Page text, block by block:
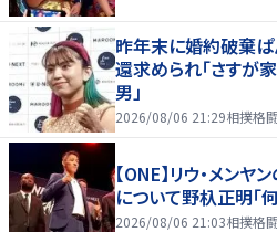
昨年末に婚約破棄
還求められ「さすが
男」
2026/08/06 21:29相撲格
【ONE】リウ・メン
について野杁正明「
2026/08/06 21:03相撲格